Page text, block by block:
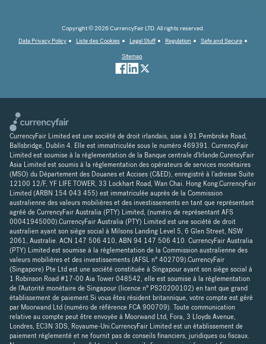
Copyright © 2026 CurrencyFair LTD. All rights reserved.
Data Privacy Policy
Liste des Cookies Legal Stuff Regulation
Safe and Secure
Sitemap
CurrencyFair Limited est une société de droit irlandais, sise à 91 Pembroke Road,
Ballsbridge, Dublin 4. Elle est immatriculée sous le numéro 469391. CurrencyFair
Limited est soumise à la réglementation de la Banque centrale d'Irlande.CurencyFair
Asia Limited est soumis à la réglementation des opérateurs de services monétaires
(MSO) du Département des Douanes et Accises (C&ED), enregistré à l'adresse Suite
12100 12/F, YF LIFE TOWER, 33 Lockhart Road, Wan Chai. Hong Kong.CurrencyFair
Limited (ARBN 154 043 455) est immatriculée auprès de la Commission
australienne des valeurs mobilières et des investissements en tant que représentant
agréé de CurrencyFair Australia (PTY) Limited, (numéro de représentant AFS
00041945000).CurrencyFair Australia (PTY) Limited est une société de droit
australien ayant son siège social à Milsons Landing Level 5, 6 Glen Street, NSW
2061, Australie. ACN 147 506 410, ABN 94 147 506 410. CurrencyFair Australia
(PTY) Limited est soumise à la réglementation de la Commission australienne des
valeurs mobilières et des investissements (AFSL n° 402709).CurrencyFair
(Singapore) Pte Ltd est une société constituée à Singapour ayant son siège social à
1 Robinson Road #17-00 Aia Tower 048542, elle est soumise à la réglementation
de l'Autorité monétaire de Singapour (licence n° PS20200102) en tant que grand
établissement de paiement.Si vous êtes résident britannique, votre compte est géré
par Moorwand Ltd (numéro de référence FCA 900709). Toute communication
relative au compte peut être envoyée à Moorwand Ltd, Fora, 3 Lloyds Avenue,
Londres, EC3N 3DS, Royaume-Uni.CurrencyFair Limited est un établissement de
paiement réglementé et ne fournit pas de conseils financiers, juridiques ou fiscaux.